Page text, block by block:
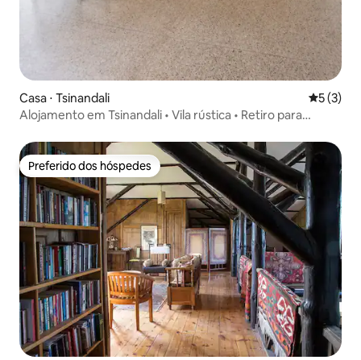
Casa ⋅ Tsinandali 5 de
5 (3)
Alojamento em Tsinandali • Vila rústica • Retiro para
Preferido dos hóspedes
Preferido dos hóspedes